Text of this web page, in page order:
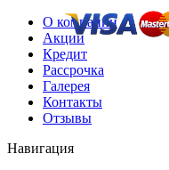
О компании
Акции
Кредит
Рассрочка
Галерея
Контакты
Отзывы
Навигация